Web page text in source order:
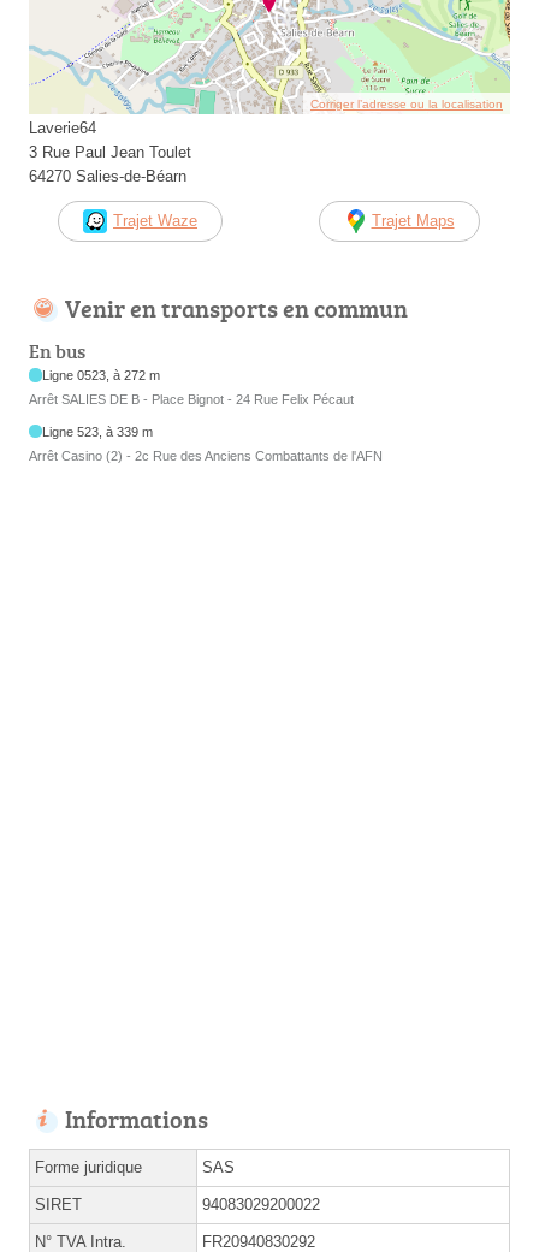
Corriger l’adresse ou la localisation
Laverie64
3 Rue Paul Jean Toulet
64270 Salies-de-Béarn
Trajet Waze Trajet Maps
Venir en transports en commun
En bus
Ligne 0523, à 272 m
Arrêt SALIES DE B - Place Bignot - 24 Rue Felix Pécaut
Ligne 523, à 339 m
Arrêt Casino (2) - 2c Rue des Anciens Combattants de l'AFN
Informations
Forme juridique SAS
SIRET 94083029200022
N° TVA Intra. FR20940830292